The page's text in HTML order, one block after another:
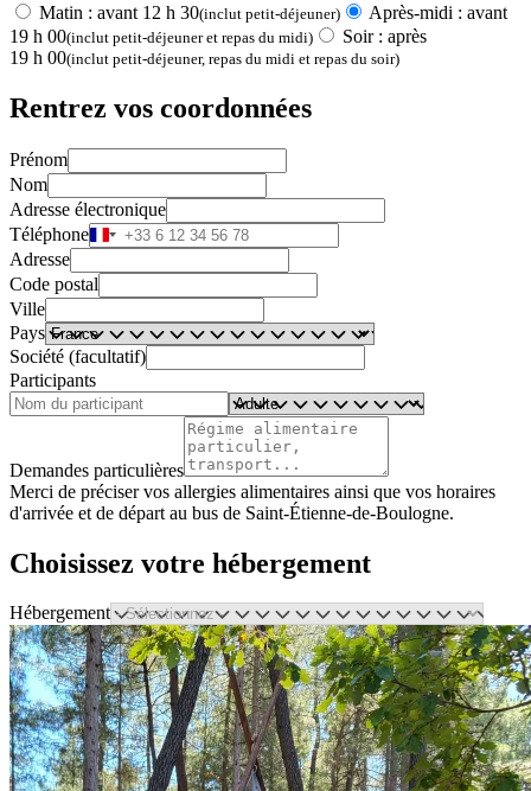
Matin : avant 12 h 30(inclut petit-déjeuner)
Après-midi : avant
19 h 00(inclut petit-déjeuner et repas du midi)
Soir : après
19 h 00(inclut petit-déjeuner, repas du midi et repas du soir)
Rentrez vos coordonnées
Prénom
Nom
Adresse électronique
Téléphone
Adresse
Code postal
Ville
Pays
Société (facultatif)
Participants
Demandes particulières
Merci de préciser vos allergies alimentaires ainsi que vos horaires
d'arrivée et de départ au bus de Saint-Étienne-de-Boulogne.
Choisissez votre hébergement
Hébergement